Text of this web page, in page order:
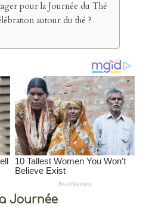
pour la Journée du Thé
autour du thé ?
Journée